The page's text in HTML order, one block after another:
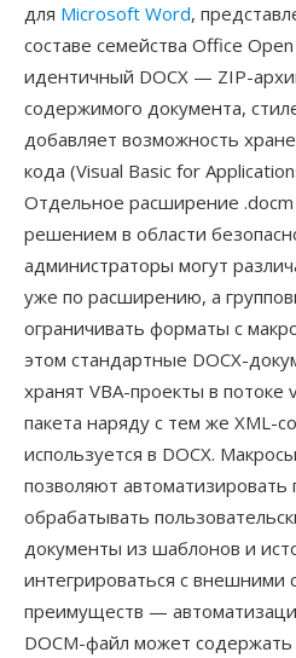
для Microsoft Word,
составе семейства Office
идентичный DOCX — ZIP-
содержимого документа,
добавляет возможность
кода (Visual Basic for
Отдельное расширение
решением в области
администраторы могут
уже по расширению, а
ограничивать форматы с
этом стандартные DOCX-
хранят VBA-проекты в
пакета наряду с тем же XML-
используется в DOCX.
позволяют
обрабатывать
документы из шаблонов и
интегрироваться с внешними
преимуществ —
DOCM-файл может